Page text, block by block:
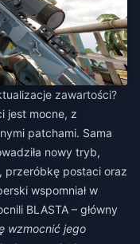
zawartości?
jest mocne, z
patchami. Sama
nowy tryb,
przeróbkę postaci oraz
wspomniał w
BLASTA – główny
wzmocnić jego